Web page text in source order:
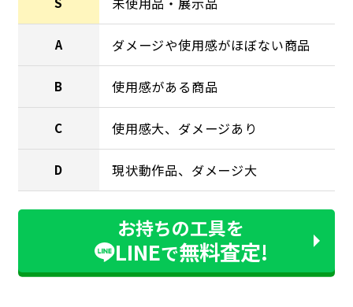
A ダメージや使用感がほぼない商品
B 使用感がある商品
C 使用感大、ダメージあり
D 現状動作品、ダメージ大
お持ちの工具を
LINEで無料査定!